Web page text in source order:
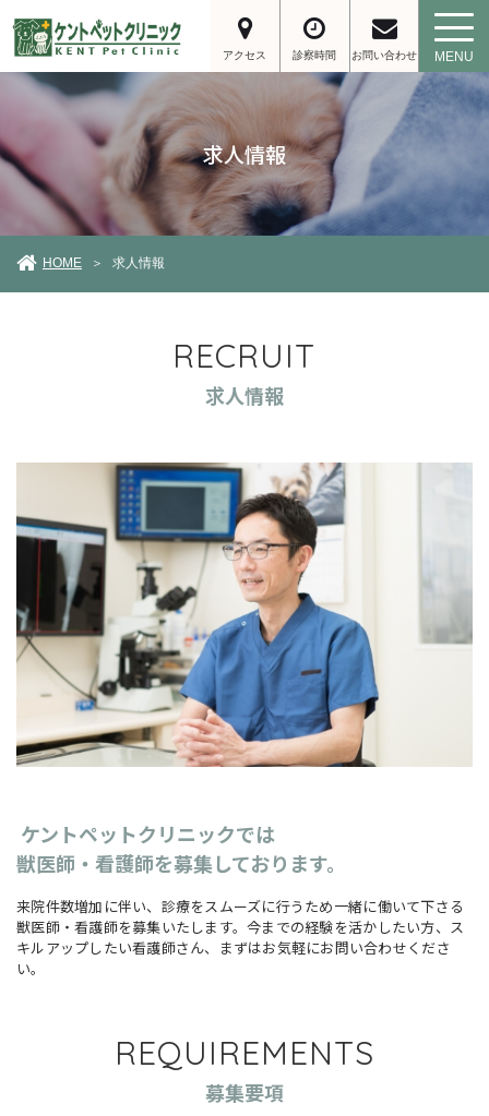
アクセス 診察時間 お問い合わせ MENU
求人情報
HOME ＞ 求人情報
RECRUIT
求人情報
ケントペットクリニックでは
獣医師・看護師を募集しております。
来院件数増加に伴い、診療をスムーズに行うため一緒に働いて下さる
獣医師・看護師を募集いたします。今までの経験を活かしたい方、ス
キルアップしたい看護師さん、まずはお気軽にお問い合わせくださ
い。
REQUIREMENTS
募集要項